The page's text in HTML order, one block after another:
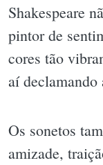
Shakespeare
pintor de
cores tão
aí declamando
Os sonetos
amizade,